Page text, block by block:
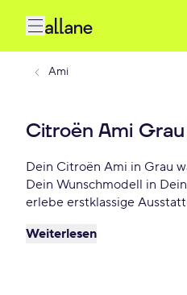
Ami
Citroën Ami
Dein Citroën Ami in Grau
Dein Wunschmodell in
erlebe erstklassige
Finanzierungsoptionen und
Weiterlesen